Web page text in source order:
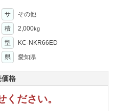
サ
その他
積 2,000kg
型
KC-NKR66ED
県 愛知県
価格
ください。